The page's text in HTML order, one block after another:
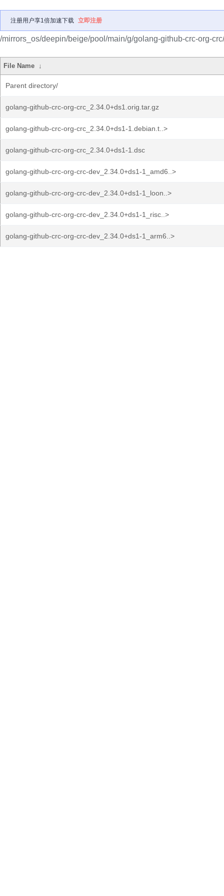
注册用户享1倍加速下载 立即注册
/mirrors_os/deepin/beige/pool/main/g/golang-github-crc-org-crc/
File Name ↓
Parent directory/
golang-github-crc-org-crc_2.34.0+ds1.orig.tar.gz
golang-github-crc-org-crc_2.34.0+ds1-1.debian.t..>
golang-github-crc-org-crc_2.34.0+ds1-1.dsc
golang-github-crc-org-crc-dev_2.34.0+ds1-1_amd6..>
golang-github-crc-org-crc-dev_2.34.0+ds1-1_loon..>
golang-github-crc-org-crc-dev_2.34.0+ds1-1_risc..>
golang-github-crc-org-crc-dev_2.34.0+ds1-1_arm6..>